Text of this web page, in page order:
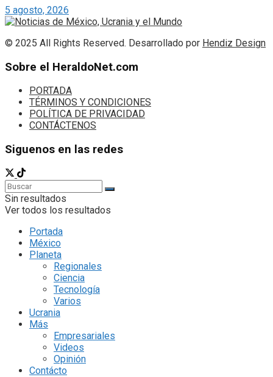
5 agosto, 2026
© 2025 All Rights Reserved. Desarrollado por Hendiz Design
Sobre el HeraldoNet.com
PORTADA
TÉRMINOS Y CONDICIONES
POLÍTICA DE PRIVACIDAD
CONTÁCTENOS
Siguenos en las redes
Sin resultados
Ver todos los resultados
Portada
México
Planeta
Regionales
Ciencia
Tecnología
Varios
Ucrania
Más
Empresariales
Videos
Opinión
Contácto